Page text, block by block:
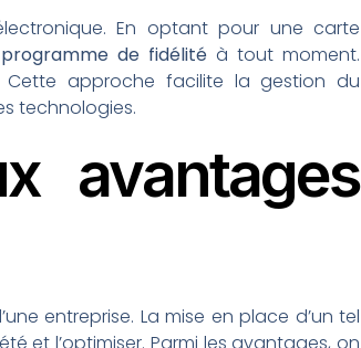
En optant pour une carte
programme de fidélité à tout moment.
Cette approche facilite la gestion du
technologies.
avantages
entreprise. La mise en place d’un tel
et l’optimiser. Parmi les avantages, on